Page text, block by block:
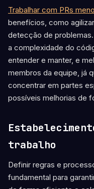
Trabalhar com PRs
benefícios, como
detecção de
a complexidade do
entender e manter, e
membros da equipe, já
concentrar em partes
possíveis melhorias de
trabalho
Definir regras e
fundamental para